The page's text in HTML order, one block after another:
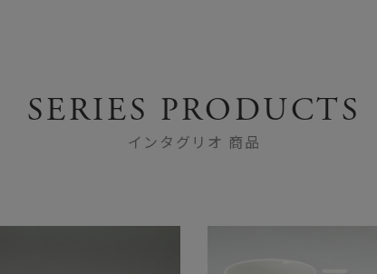
SERIES PRODUCTS
インタグリオ 商品